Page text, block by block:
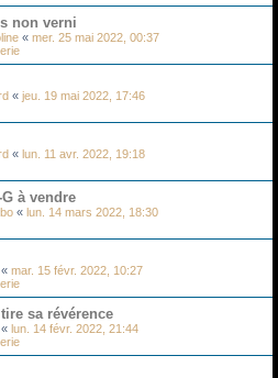
non verni
« mer. 25 mai 2022, 00:37
« jeu. 19 mai 2022, 17:46
« lun. 11 avr. 2022, 19:18
à vendre
« lun. 14 mars 2022, 18:30
« mar. 15 févr. 2022, 10:27
sa révérence
« lun. 14 févr. 2022, 21:44